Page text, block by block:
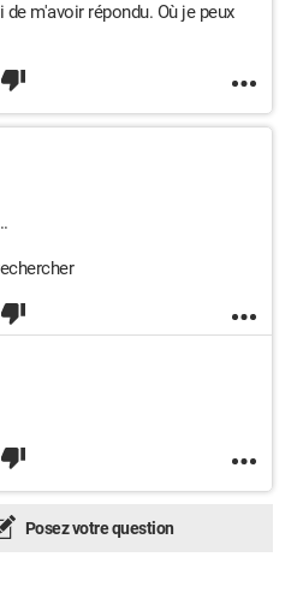
m'avoir répondu. Où je peux
Posez votre question